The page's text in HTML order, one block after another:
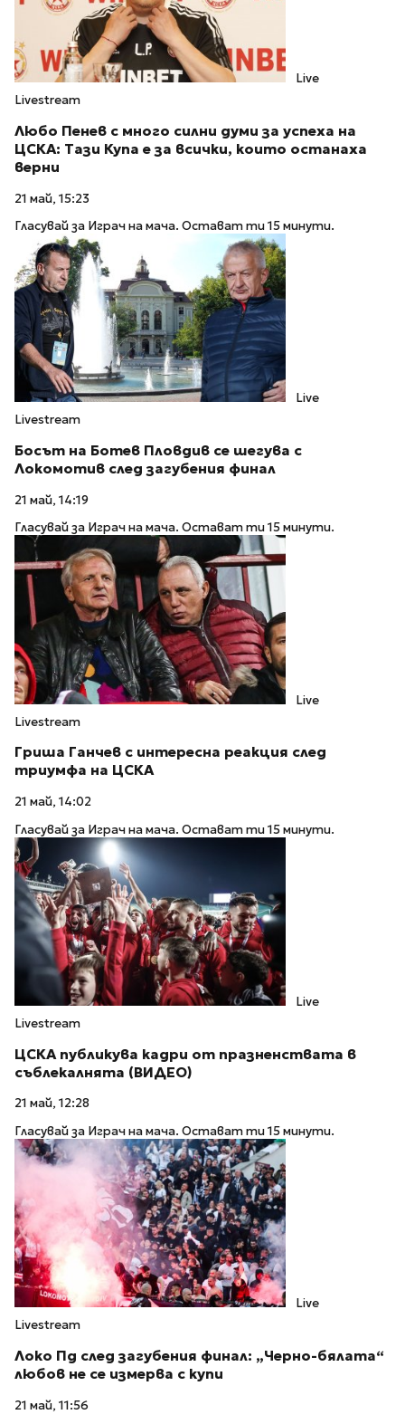
Live
Livestream
Любо Пенев с много силни думи за успеха на
ЦСКА: Тази Купа е за всички, които останахa
верни
21 май, 15:23
Гласувай за Играч на мача. Остават ти 15 минути.
Live
Livestream
Босът на Ботев Пловдив се шегува с
Локомотив след загубения финал
21 май, 14:19
Гласувай за Играч на мача. Остават ти 15 минути.
Live
Livestream
Гриша Ганчев с интересна реакция след
триумфа на ЦСКА
21 май, 14:02
Гласувай за Играч на мача. Остават ти 15 минути.
Live
Livestream
ЦСКА публикува кадри от празненствата в
съблекалнята (ВИДЕО)
21 май, 12:28
Гласувай за Играч на мача. Остават ти 15 минути.
Live
Livestream
Локо Пд след загубения финал: „Черно-бялата“
любов не се измерва с купи
21 май, 11:56